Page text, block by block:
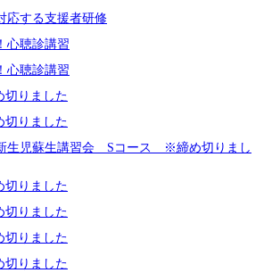
応する支援者研修
心聴診講習
心聴診講習
りました
りました
生児蘇生講習会 Sコース ※締め切りまし
りました
りました
りました
りました